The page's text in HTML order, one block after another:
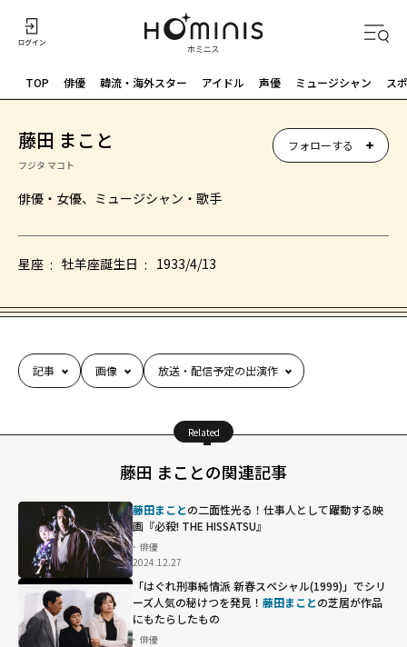
TOP 俳優 韓流・海外スター アイドル 声優 ミュージシャン ス
藤田 まこと
フジタ マコト
俳優・女優、ミュージシャン・歌手
フォローする
星座 牡羊座誕生日 1933/4/13
記事 画像 放送・配信予定の出演作
Related
藤田 まことの関連記事
藤田まことの二面性光る！仕事人として躍動する映
画『必殺! THE HISSATSU』
俳優
2024.12.27
「はぐれ刑事純情派 新春スペシャル(1999)」でシリ
ーズ人気の秘けつを発見！ 藤田まことの芝居が作品
にもたらしたもの
俳優